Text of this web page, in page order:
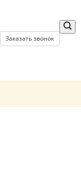
Заказать звонок